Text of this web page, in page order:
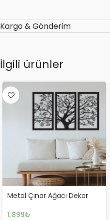
Kargo & Gönderim
İlgili ürünler
Metal Çınar Ağacı Dekor
1.899₺